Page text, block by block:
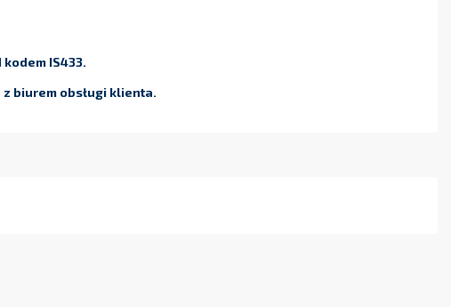
IS433.
biurem obsługi klienta.